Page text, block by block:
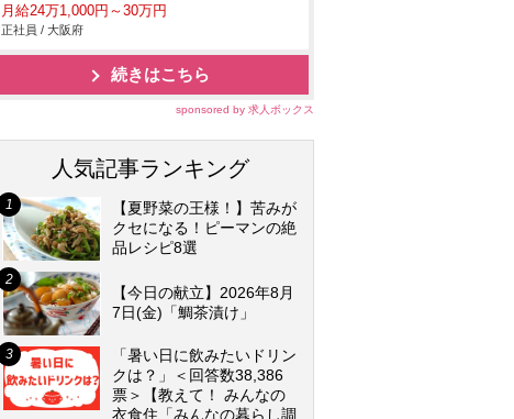
月給24万1,000円～30万円
正社員 / 大阪府
続きはこちら
sponsored by 求人ボックス
人気記事ランキング
【夏野菜の王様！】苦みが
クセになる！ピーマンの絶
品レシピ8選
【今日の献立】2026年8月
7日(金)「鯛茶漬け」
「暑い日に飲みたいドリン
クは？」＜回答数38,386
票＞【教えて！ みんなの
衣食住「みんなの暮らし調